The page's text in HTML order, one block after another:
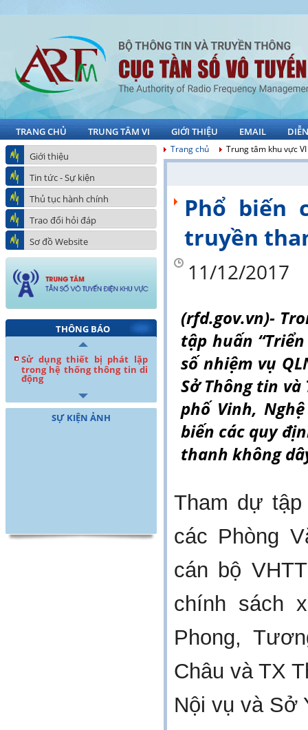
TRANG CHỦ TRUNG TÂM VI GIỚI THIỆU EMAIL
Giới thiệu
Tin tức - Sự kiện
Thủ tục hành chính
Trao đổi hỏi đáp
Sơ đồ Website
THÔNG BÁO
Sử dụng thiết bị phát lặp
trong hệ thống thông tin di
động
SỰ KIỆN ẢNH
Trang chủ Trung tâm khu vực VI
Phổ biến
truyền
11/12/2017
(rfd.gov.vn)-
tập huấn
số nhiệm vụ
Sở Thông tin
phố Vinh,
biến các quy
thanh không
Tham dự
các Phòng
cán bộ
chính sách
Phong,
Châu và TX
Nội vụ và Sở